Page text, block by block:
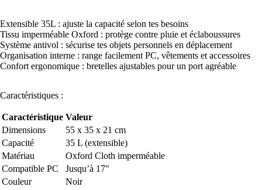
Extensible 35L : ajuste la capacité selon tes besoins
Tissu imperméable Oxford : protège contre pluie et éclaboussures
Système antivol : sécurise tes objets personnels en déplacement
Organisation interne : range facilement PC, vêtements et accessoires
Confort ergonomique : bretelles ajustables pour un port agréable
Caractéristiques :
Caractéristique Valeur
Dimensions
55 x 35 x 21 cm
Capacité
35 L (extensible)
Matériau
Oxford Cloth imperméable
Compatible PC
Jusqu’à 17"
Couleur
Noir